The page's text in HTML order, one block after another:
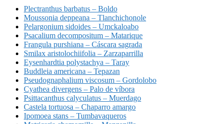
Plectranthus barbatus – Boldo
Moussonia deppeana – Tlanchichonole
Pelargonium sidoides – Umckaloabo
Psacalium decompositum – Matarique
Frangula purshiana – Cáscara sagrada
Smilax aristolochiifolia – Zarzaparrilla
Eysenhardtia polystachya – Taray
Buddleia americana – Tepazan
Pseudognaphalium viscosum – Gordolobo
Cyathea divergens – Palo de víbora
Psittacanthus calyculatus – Muerdago
Castela tortuosa – Chaparro amargo
Ipomoea stans – Tumbavaqueros